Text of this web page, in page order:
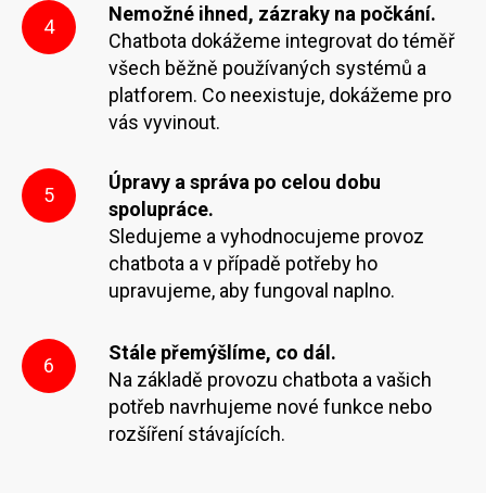
4
Nemožné ihned, zázraky na počkání.
Chatbota dokážeme integrovat do téměř
všech běžně používaných systémů a
platforem. Co neexistuje, dokážeme pro
vás vyvinout.
5
Úpravy a správa po celou dobu
spolupráce.
Sledujeme a vyhodnocujeme provoz
chatbota a v případě potřeby ho
upravujeme, aby fungoval naplno.
6
Stále přemýšlíme, co dál.
Na základě provozu chatbota a vašich
potřeb navrhujeme nové funkce nebo
rozšíření stávajících.